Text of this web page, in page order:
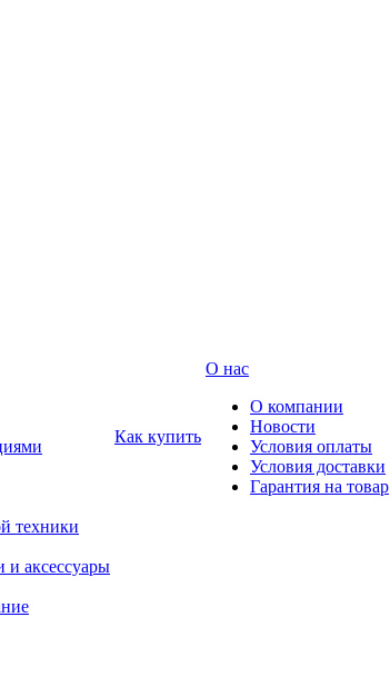
техники
аксессуары
Как купить
О нас
О компании
Новости
Условия оплаты
Условия доставки
Гарантия на товар